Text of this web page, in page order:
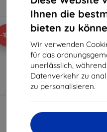
Ihnen die
bieten zu
Wir verwenden
für das
unerlässlich,
Datenverkehr zu
zu personalisieren.
Auf Lager > 5 Stk.
-10%